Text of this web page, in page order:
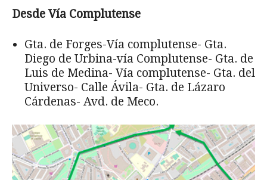
Desde Vía Complutense
Gta. de Forges-Vía complutense- Gta.
Diego de Urbina-vía Complutense- Gta. de
Luis de Medina- Vía complutense- Gta. del
Universo- Calle Ávila- Gta. de Lázaro
Cárdenas- Avd. de Meco.